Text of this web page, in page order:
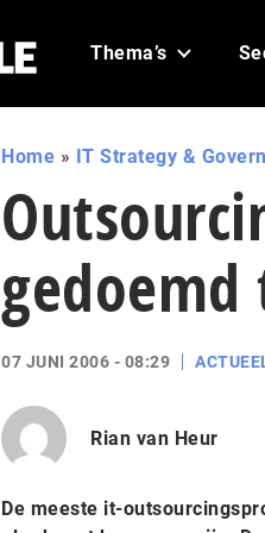
Thema’s
Home » IT Strategy &
07 JUNI 2006 - 08:29
Rian van Heur
De meeste it-